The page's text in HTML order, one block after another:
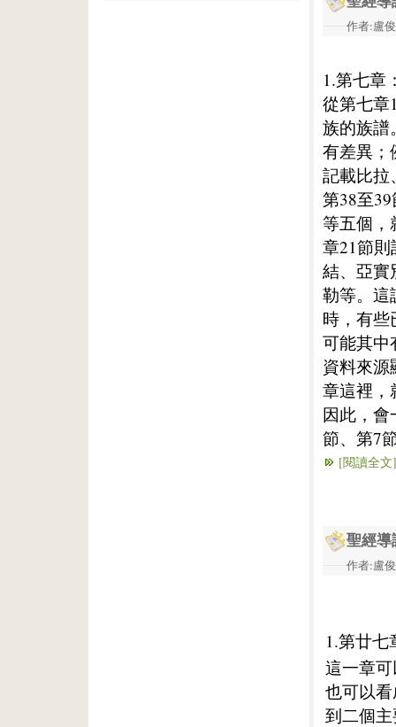
作者:盧
1.第七章
從第七章
族的族譜
有差異；
記載比拉
第38至
等五個，
章21節
結、亞實
勒等。這
時，有些
可能其中
資料來源
章這裡，
因此，會
節、第7
[閱讀全文]
聖經導
作者:盧
1.第廿七
這一章
也可以
到二個